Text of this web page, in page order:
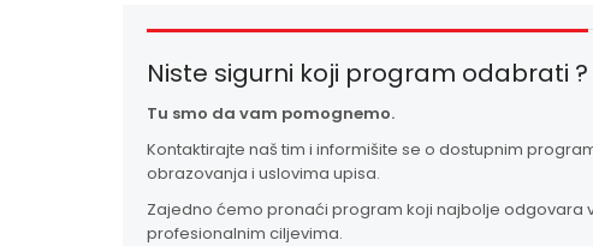
Niste sigurni koji program odabrati ?
Tu smo da vam pomognemo.
Kontaktirajte naš tim i informišite se o dostupnim
obrazovanja i uslovima upisa.
Zajedno ćemo pronaći program koji najbolje odgovara
profesionalnim ciljevima.